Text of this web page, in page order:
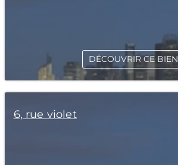
DÉCOUVRIR CE BIEN
6, rue violet